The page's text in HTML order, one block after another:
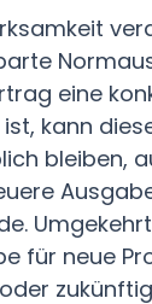
eine
kann
bleiben,
für neue